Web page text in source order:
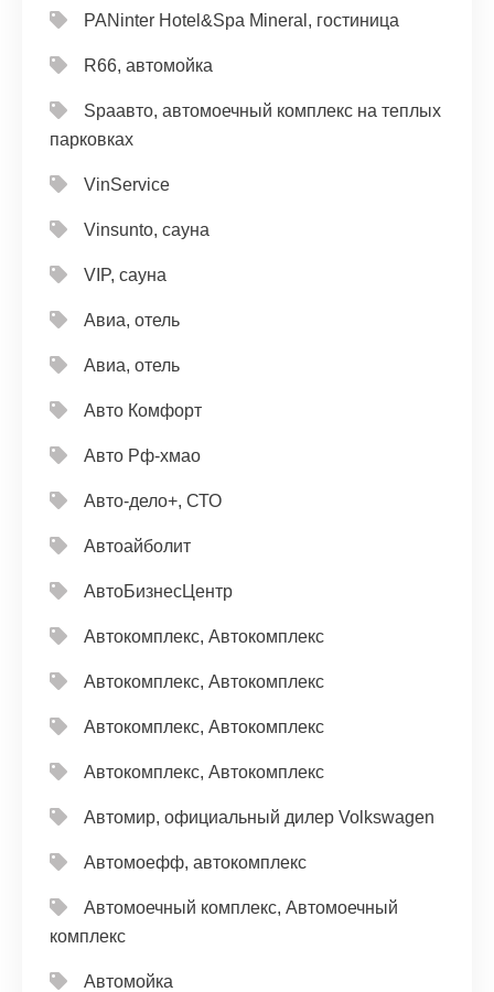
PANinter Hotel&Spa Mineral, гостиница
R66, автомойка
Spaавто, автомоечный комплекс на теплых
парковках
VinService
Vinsunto, сауна
VIP, сауна
Авиа, отель
Авиа, отель
Авто Комфорт
Авто Рф-хмао
Авто-дело+, СТО
Автоайболит
АвтоБизнесЦентр
Автокомплекс, Автокомплекс
Автокомплекс, Автокомплекс
Автокомплекс, Автокомплекс
Автокомплекс, Автокомплекс
Автомир, официальный дилер Volkswagen
Автомоефф, автокомплекс
Автомоечный комплекс, Автомоечный
комплекс
Автомойка